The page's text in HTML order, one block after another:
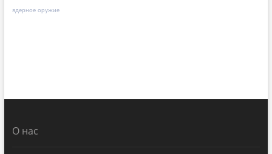
ядерное оружие
О нас